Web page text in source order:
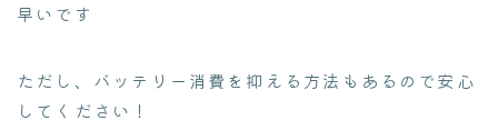
早いです
ただし、バッテリー消費を抑える方法もあるので安心
してください！